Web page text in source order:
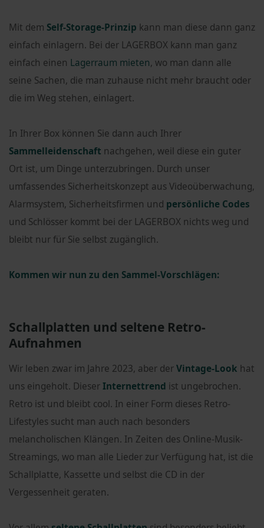
Mit dem Self-Storage-Prinzip kann man diese dann ganz
einfach einlagern. Bei der LAGERBOX kann man ganz
einfach einen Lagerraum mieten, wo man dann alle
seine Sachen, die man zuhause nicht mehr braucht oder
die im Weg stehen, einlagert.
In Ihrer Box können Sie dann auch Ihrer
Sammelleidenschaft nachgehen, weil diese ein guter
Ort ist, um Dinge unterzubringen. Durch unser
umfassendes Sicherheitskonzept aus Videoüberwachung,
Alarmsystem, Sicherheitsfirmen und persönliche Codes
und Schlösser kommt bei der LAGERBOX nichts weg und
bleibt nur für Sie selbst zugänglich.
Kommen wir nun zu den Sammel-Vorschlägen:
Schallplatten und seltene Retro-
Aufnahmen
Wir leben zwar im Jahre 2023, aber derVintage-Look hat
uns eingeholt. DieserInternettrend ist ungebrochen.
Retro ist und bleibt cool. In einer Form dieses Retro-
Lifestyles sucht man auch nach besonders
melancholischen Klängen. In Zeiten des Online-Musik-
Streamings, wo man alle Lieder zur Verfügung hat, ist die
Schallplatte, Kassette und selbst die CD in der
Vergessenheit geraten.